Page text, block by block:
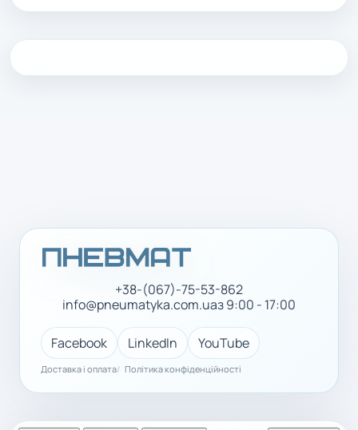
+38-(067)-75-53-862
info@pneumatyka.com.uaз 9:00 - 17:00
Facebook LinkedIn YouTube
Доставка і оплата Політика конфіденційності